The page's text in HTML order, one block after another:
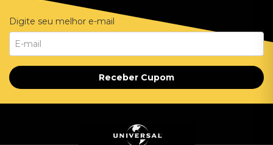
Digite seu melhor e-mail
Receber Cupom